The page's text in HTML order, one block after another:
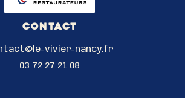
CONTACT
vivier-nancy.fr
03 72 27 21 08